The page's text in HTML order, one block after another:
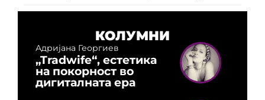
КОЛУМНИ
Адријана Георгиев
„Tradwife“, естетика
на покорност во
дигиталната ера